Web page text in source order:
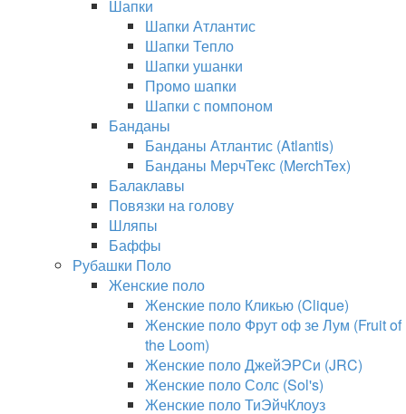
Шапки
Шапки Атлантис
Шапки Тепло
Шапки ушанки
Промо шапки
Шапки с помпоном
Банданы
Банданы Атлантис (Atlantis)
Банданы МерчТекс (MerchTex)
Балаклавы
Повязки на голову
Шляпы
Баффы
Рубашки Поло
Женские поло
Женские поло Кликью (Clique)
Женские поло Фрут оф зе Лум (Fruit of
the Loom)
Женские поло ДжейЭРСи (JRC)
Женские поло Солс (Sol's)
Женские поло ТиЭйчКлоуз